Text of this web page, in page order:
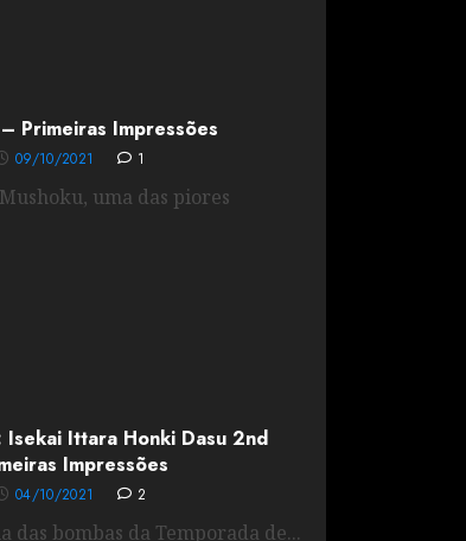
Primeiras Impressões
09/10/2021 1
uma das piores
Isekai Ittara Honki Dasu 2nd
Impressões
04/10/2021 2
das bombas da Temporada de...